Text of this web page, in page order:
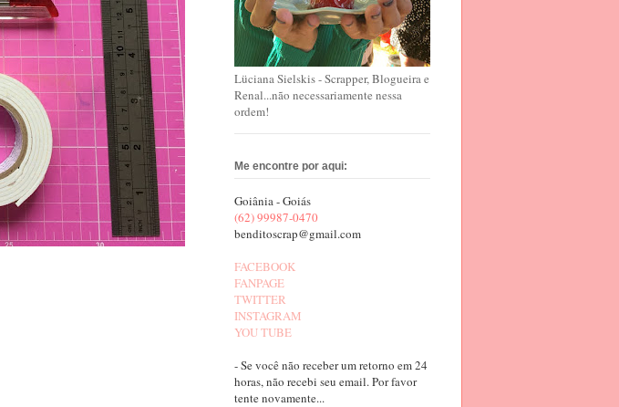
Lüciana Sielskis - Scrapper, Blogueira e
Renal...não necessariamente nessa
ordem!
Me encontre por aqui:
Goiânia - Goiás
(62) 99987-0470
benditoscrap@gmail.com
FACEBOOK
FANPAGE
TWITTER
INSTAGRAM
YOU TUBE
- Se você não receber um retorno em 24
horas, não recebi seu email. Por favor
tente novamente...